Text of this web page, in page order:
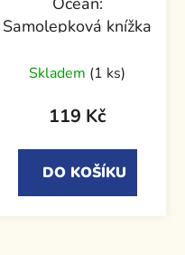
Samolepková knížka
Skladem (1 ks)
119 Kč
DO KOŠÍKU